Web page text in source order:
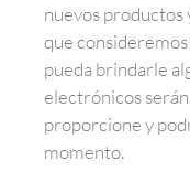
nuevos
que
pueda brindarle
electrónicos
proporcione y
momento.